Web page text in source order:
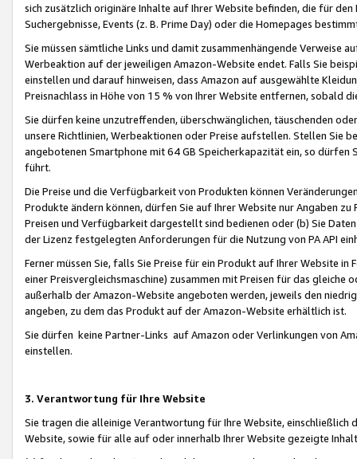
sich zusätzlich originäre Inhalte auf Ihrer Website befinden, die für
Suchergebnisse, Events (z. B. Prime Day) oder die Homepages
Sie müssen sämtliche Links und damit zusammenhängende
Werbeaktion auf der jeweiligen Amazon-Website endet. Falls Sie
einstellen und darauf hinweisen, dass Amazon auf ausgewählte
Preisnachlass in Höhe von 15 % von Ihrer Website entfernen, sobald
Sie dürfen keine unzutreffenden, überschwänglichen, täuschenden
unsere Richtlinien, Werbeaktionen oder Preise aufstellen. Stellen Sie
angebotenen Smartphone mit 64 GB Speicherkapazität ein, so dürfen
führt.
Die Preise und die Verfügbarkeit von Produkten können
Produkte ändern können, dürfen Sie auf Ihrer Website nur Angaben
Preisen und Verfügbarkeit dargestellt sind bedienen oder (b) Sie
der Lizenz festgelegten Anforderungen für die Nutzung von PA API
Ferner müssen Sie, falls Sie Preise für ein Produkt auf Ihrer Website
einer Preisvergleichsmaschine) zusammen mit Preisen für das
außerhalb der Amazon-Website angeboten werden, jeweils den
angeben, zu dem das Produkt auf der Amazon-Website erhältlich ist.
Sie dürfen keine Partner-Links auf Amazon oder Verlinkungen von
einstellen.
3. Verantwortung für Ihre Website
Sie tragen die alleinige Verantwortung für Ihre Website,
Website, sowie für alle auf oder innerhalb Ihrer Website gezeigte